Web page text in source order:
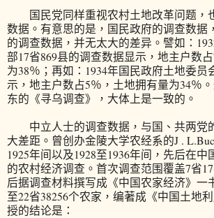
国民党同样重视农村土地改革问题，
数据。有意思的是，国民政府的调查数据
的调查数据，并无太大的差异。譬如：
部17省869县的调查数据显示，地主户数
为38％；再如：1934年国民政府土地委员
示，地主户数占5％，土地拥有量为34％
东的《寻乌调查》，大体上是一致的。
中立人士的调查数据，与国、共两党
大差距。曾创办金陵大学农经系的J .
1925年间以及1928至1936年间，先后在
的农村经济调查。首次调查范围覆盖7省
后据调查材料撰写成《中国农家经济》一
至22省38256个农家，编著成《中国土地
授的结论是：